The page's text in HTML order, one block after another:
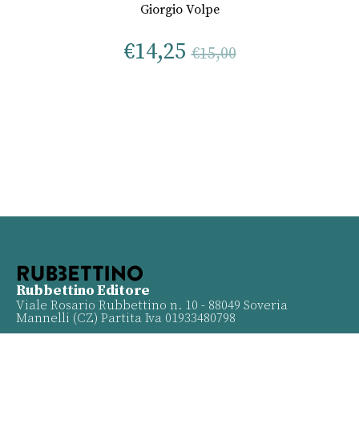
Giorgio Volpe
€14,25 €15,00
Rubbettino Editore
Viale Rosario Rubbettino n. 10 - 88049 Soveria
Mannelli (CZ) Partita Iva 01933480798